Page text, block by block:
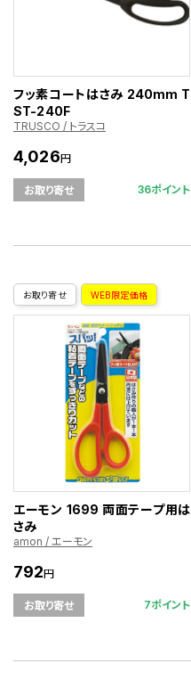
フッ素コートはさみ 240mm T
ST-240F
TRUSCO / トラスコ
4,026円
お取り寄せ 36ポイント
お取り寄せ WEB限定価格
エーモン 1699 両面テープ用は
さみ
amon / エーモン
792円
お取り寄せ 7ポイント